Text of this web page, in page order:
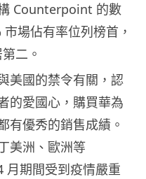
Counterpoint 的數
場佔有率位列榜首，
二。
美國的禁令有關，認
的愛國心，購買華為
有優秀的銷售成績。
美洲、歐洲等
月期間受到疫情嚴重